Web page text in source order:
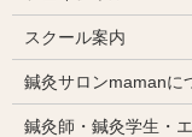
スクール案内
鍼灸サロンmamanに
鍼灸師・鍼灸学生・